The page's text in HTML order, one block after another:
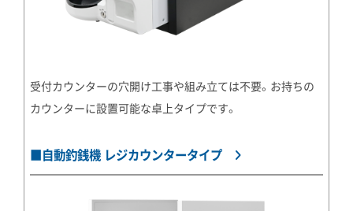
受付カウンターの穴開け工事や組み立ては不要。お持ちの
カウンターに設置可能な卓上タイプです。
■自動釣銭機 レジカウンタータイプ